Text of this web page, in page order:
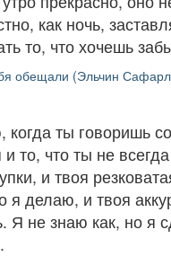
как ночь,
то, что хочешь
обещали (Эльчин
ты говоришь
и то, что ты не
и твоя
я делаю, и твоя
Я не знаю как, но я